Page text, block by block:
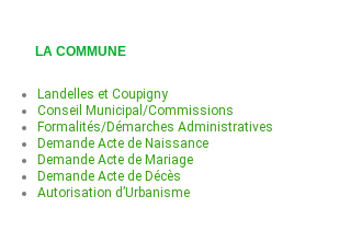
LA COMMUNE
Landelles et Coupigny
Conseil Municipal/Commissions
Formalités/Démarches Administratives
Demande Acte de Naissance
Demande Acte de Mariage
Demande Acte de Décès
Autorisation d’Urbanisme